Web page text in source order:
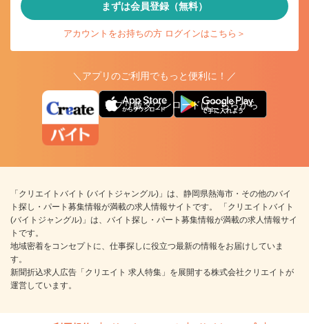
まずは会員登録（無料）
アカウントをお持ちの方 ログインはこちら＞
＼アプリのご利用でもっと便利に！／
アプリ版ダウンロードはこちらから
「クリエイトバイト (バイトジャングル)」は、静岡県熱海市・その他のバイ
ト探し・パート募集情報が満載の求人情報サイトです。 「クリエイトバイト
(バイトジャングル)」は、バイト探し・パート募集情報が満載の求人情報サイ
トです。
地域密着をコンセプトに、仕事探しに役立つ最新の情報をお届けしていま
す。
新聞折込求人広告「クリエイト 求人特集」を展開する株式会社クリエイトが
運営しています。